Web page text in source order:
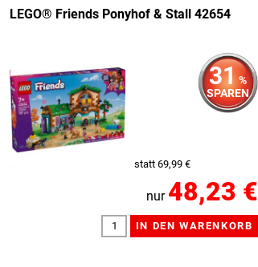
LEGO® Friends Ponyhof & Stall 42654
31 %
SPAREN
statt 69,99 €
nur 48,23 €